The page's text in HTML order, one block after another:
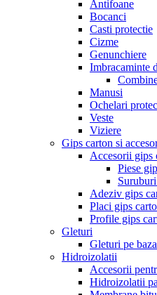
Antifoane
Bocanci
Casti protectie
Cizme
Genunchiere
Imbracaminte
Manusi
Ochelari
Veste
Viziere
Gips carton si
Accesorii gips
Piese
Adeziv gips
Placi gips
Profile gips
Gleturi
Gleturi pe
Hidroizolatii
Accesorii
Hidroizolatii